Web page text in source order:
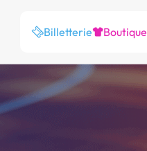
Billetterie Boutique